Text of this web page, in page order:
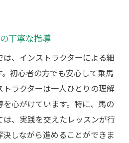
丁寧な指導
、インストラクターによる細
初心者の方でも安心して乗馬
ラクターは一人ひとりの理解
心がけています。特に、馬の
、実践を交えたレッスンが行
しながら進めることができま